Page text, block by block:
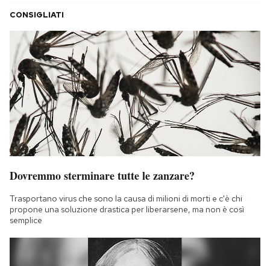
CONSIGLIATI
Dovremmo sterminare tutte le zanzare?
Trasportano virus che sono la causa di milioni di morti e c'è chi
propone una soluzione drastica per liberarsene, ma non è così
semplice